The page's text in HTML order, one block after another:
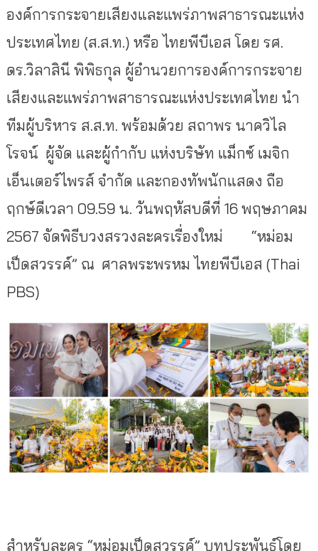
องค์การกระจายเสียงและแพร่ภาพสาธารณะแห่ง
ประเทศไทย (ส.ส.ท.) หรือ ไทยพีบีเอส โดย รศ.
ดร.วิลาสินี พิพิธกุล ผู้อำนวยการองค์การกระจาย
เสียงและแพร่ภาพสาธารณะแห่งประเทศไทย นำ
ทีมผู้บริหาร ส.ส.ท. พร้อมด้วย สถาพร นาควิไล
โรจน์ ผู้จัด และผู้กำกับ แห่งบริษัท แม็กซ์ เมจิก
เอ็นเตอร์ไพรส์ จำกัด และกองทัพนักแสดง ถือ
ฤกษ์ดีเวลา 09.59 น. วันพฤหัสบดีที่ 16 พฤษภาคม
2567 จัดพิธีบวงสรวงละครเรื่องใหม่ “หม่อม
เป็ดสวรรค์” ณ ศาลพระพรหม ไทยพีบีเอส (Thai
PBS)
สำหรับละคร “หม่อมเป็ดสวรรค์” บทประพันธ์โดย